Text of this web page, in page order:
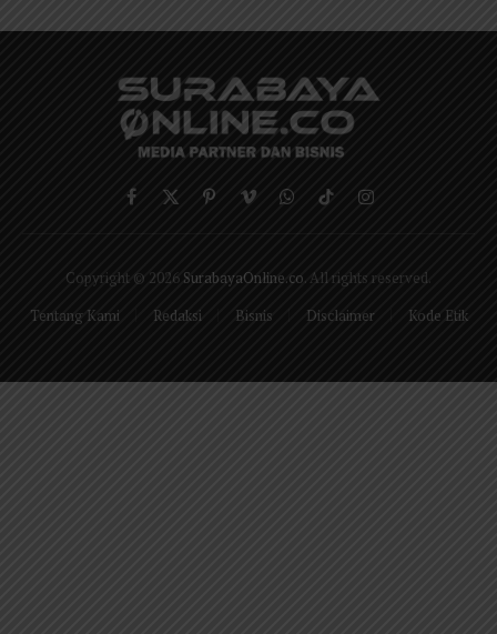
Facebook
X
PinterestVimeoWhatsApp
TikTokInstagram
Copyright © 2026 SurabayaOnline.co. All rights reserved.
Tentang Kami
Redaksi Bisnis Disclaimer Kode Etik